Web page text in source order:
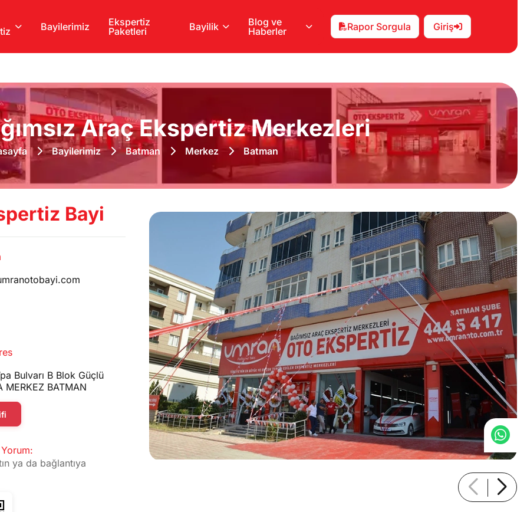
Bayilerimiz
Ekspertiz
Paketleri
Bayilik
Blog ve
Haberler
Rapor Sorgula Giriş
Araç Ekspertiz Merkezleri
Bayilerimiz Batman Merkez Batman
Bayi
Bulvarı B Blok Güçlü
BATMAN
ya da bağlantıya